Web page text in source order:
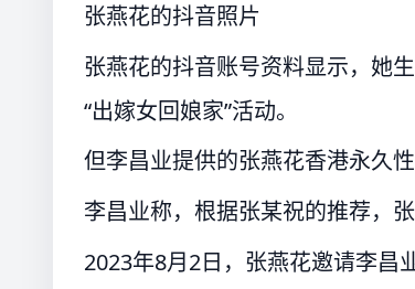
张燕花的抖音照片
张燕花的抖音账号资料显示，她
“出嫁女回娘家”活动。
但李昌业提供的张燕花香港永久
李昌业称，根据张某祝的推荐，
2023年8月2日，张燕花邀请李昌